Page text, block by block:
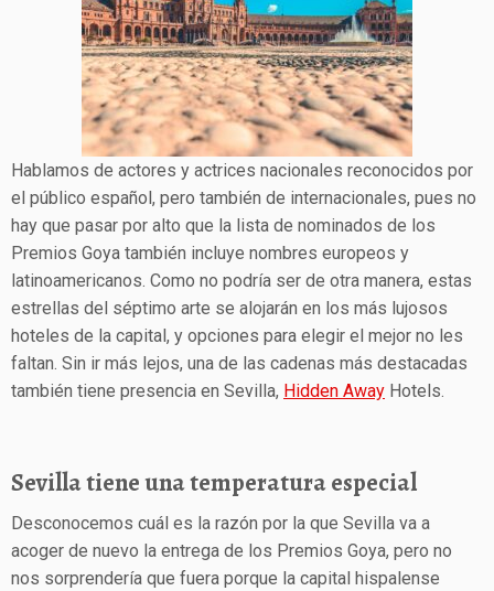
Hablamos de actores y actrices nacionales reconocidos por
el público español, pero también de internacionales, pues no
hay que pasar por alto que la lista de nominados de los
Premios Goya también incluye nombres europeos y
latinoamericanos. Como no podría ser de otra manera, estas
estrellas del séptimo arte se alojarán en los más lujosos
hoteles de la capital, y opciones para elegir el mejor no les
faltan. Sin ir más lejos, una de las cadenas más destacadas
también tiene presencia en Sevilla, Hidden Away Hotels.
Sevilla tiene una temperatura especial
Desconocemos cuál es la razón por la que Sevilla va a
acoger de nuevo la entrega de los Premios Goya, pero no
nos sorprendería que fuera porque la capital hispalense